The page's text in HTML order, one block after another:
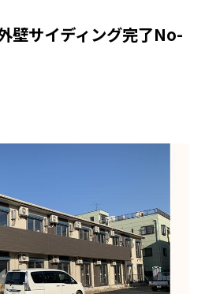
壁サイディング完了No-